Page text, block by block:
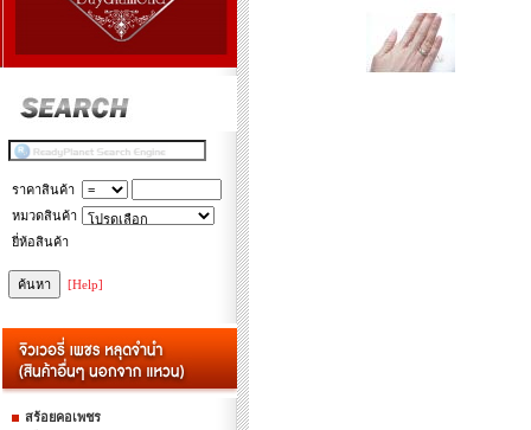
ราคาสินค้า
หมวดสินค้า
ยี่ห้อสินค้า
[Help]
สร้อยคอเพชร